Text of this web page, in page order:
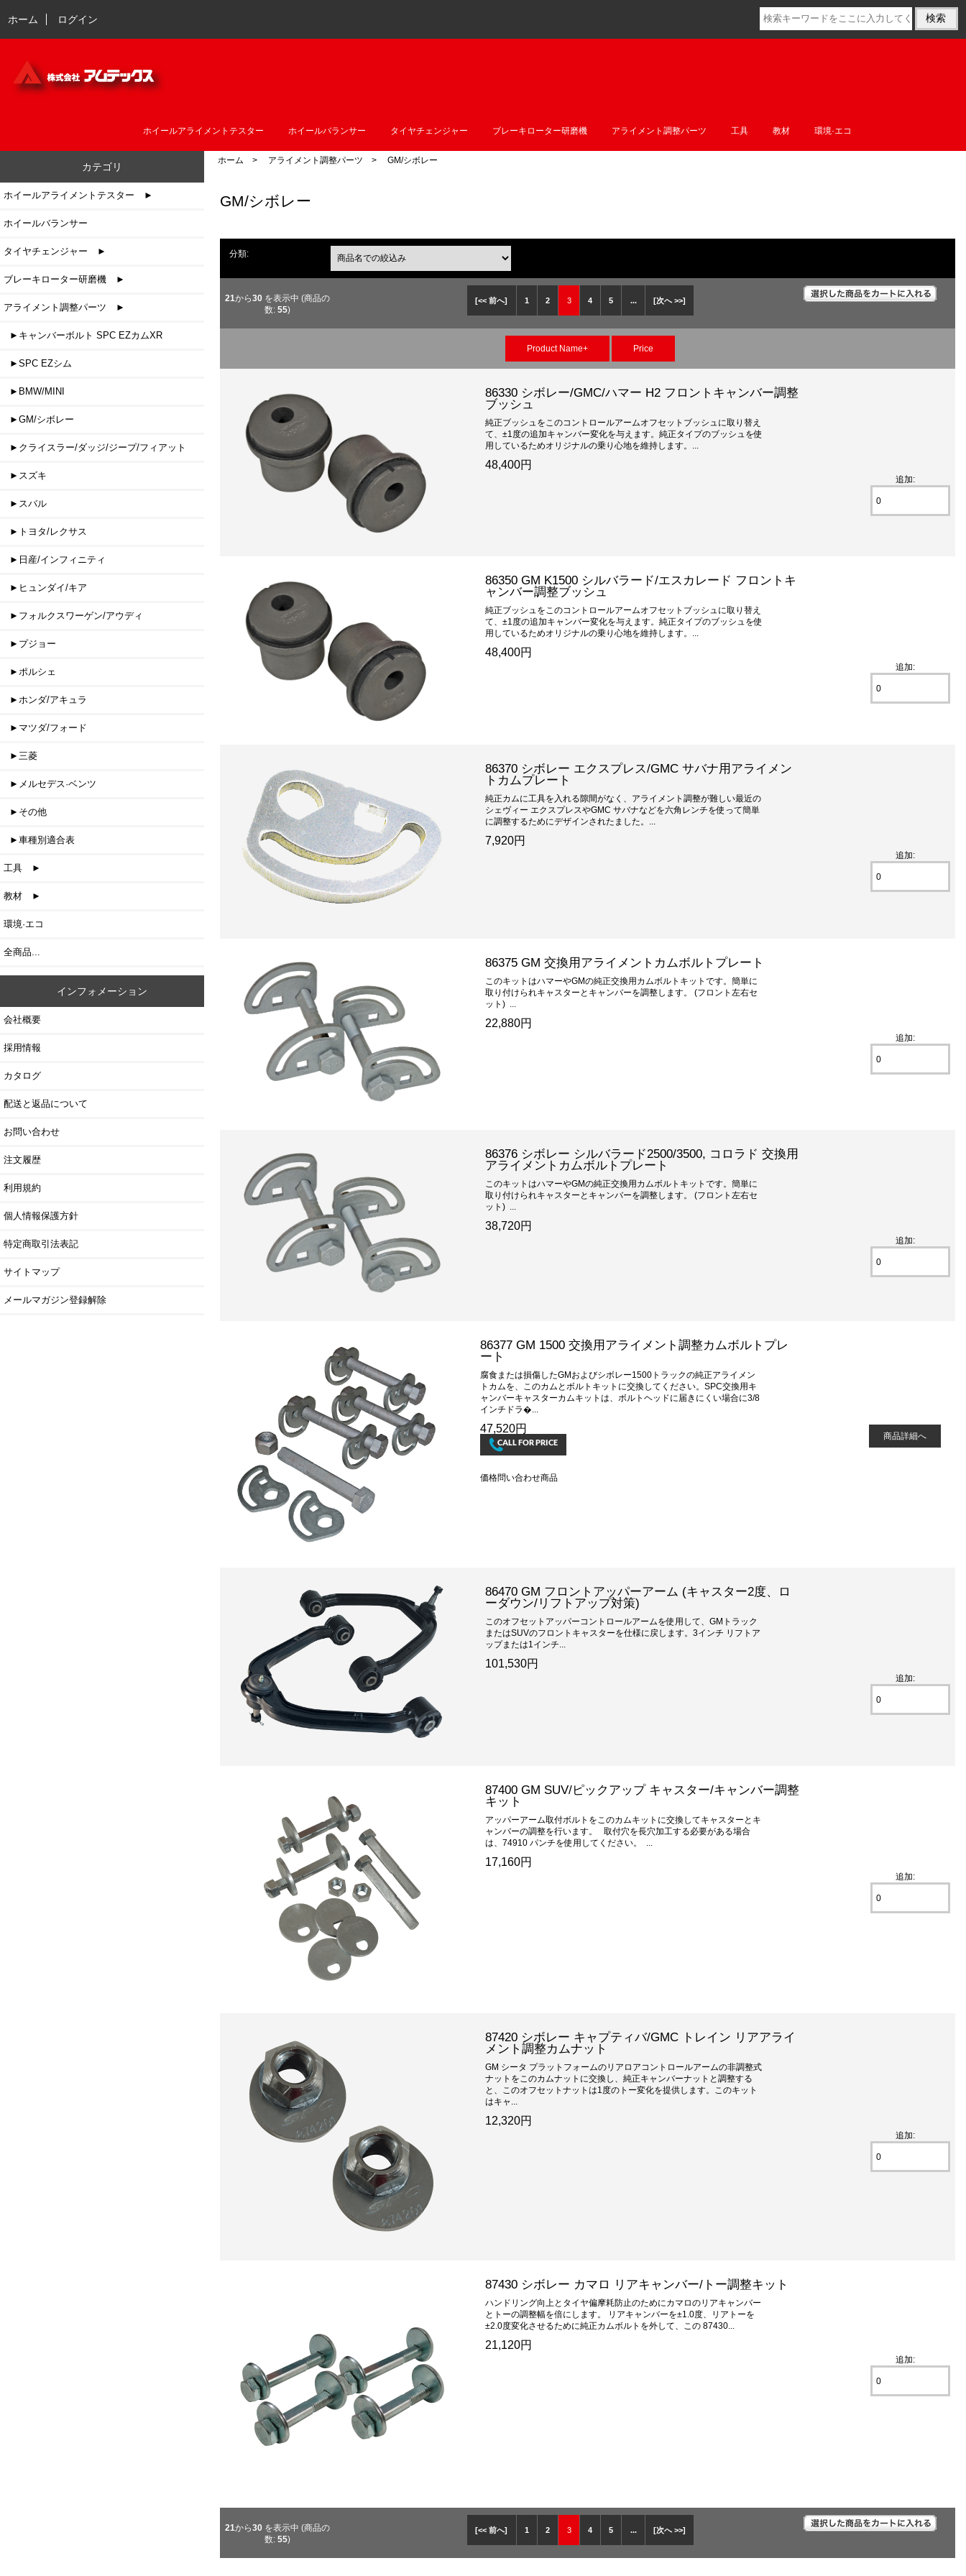
ホーム ログイン
ホイールアライメントテスター ホイールバランサー タイヤチェンジャー ブレーキローター研磨機 アライメント調整パーツ 工具 教材 環境·エコ
カテゴリ
ホイールアライメントテスター ►
ホイールバランサー
タイヤチェンジャー ►
ブレーキローター研磨機 ►
アライメント調整パーツ ►
►キャンバーボルト SPC EZカムXR
►SPC EZシム
►BMW/MINI
►GM/シボレー
►クライスラー/ダッジ/ジープ/フィアット
►スズキ
►スバル
►トヨタ/レクサス
►日産/インフィニティ
►ヒュンダイ/キア
►フォルクスワーゲン/アウディ
►プジョー
►ポルシェ
►ホンダ/アキュラ
►マツダ/フォード
►三菱
►メルセデス·ベンツ
►その他
►車種別適合表
工具 ►
教材 ►
環境·エコ
全商品...
インフォメーション
会社概要
採用情報
カタログ
配送と返品について
お問い合わせ
注文履歴
利用規約
個人情報保護方針
特定商取引法表記
サイトマップ
メールマガジン登録解除
ホーム > アライメント調整パーツ > GM/シボレー
GM/シボレー
分類:
[<< 前へ] 1 2 3 4 5 ... [次へ >>]
21から30を表示中 (商品の
数: 55)
Product Name+ Price
86330 シボレー/GMC/ハマー H2 フロントキャンバー調整
ブッシュ
純正ブッシュをこのコントロールアームオフセットブッシュに取り替え
て、±1度の追加キャンバー変化を与えます。純正タイプのブッシュを使
用しているためオリジナルの乗り心地を維持します。...
48,400円
追加:
86350 GM K1500 シルバラード/エスカレード フロントキ
ャンバー調整ブッシュ
純正ブッシュをこのコントロールアームオフセットブッシュに取り替え
て、±1度の追加キャンバー変化を与えます。純正タイプのブッシュを使
用しているためオリジナルの乗り心地を維持します。...
48,400円
追加:
86370 シボレー エクスプレス/GMC サバナ用アライメン
トカムプレート
純正カムに工具を入れる隙間がなく、アライメント調整が難しい最近の
シェヴィー エクスプレスやGMC サバナなどを六角レンチを使って簡単
に調整するためにデザインされたました。...
7,920円
追加:
86375 GM 交換用アライメントカムボルトプレート
このキットはハマーやGMの純正交換用カムボルトキットです。簡単に
取り付けられキャスターとキャンバーを調整します。 (フロント左右セ
ット) ...
22,880円
追加:
86376 シボレー シルバラード2500/3500, コロラド 交換用
アライメントカムボルトプレート
このキットはハマーやGMの純正交換用カムボルトキットです。簡単に
取り付けられキャスターとキャンバーを調整します。 (フロント左右セ
ット) ...
38,720円
追加:
86377 GM 1500 交換用アライメント調整カムボルトプレ
ート
腐食または損傷したGMおよびシボレー1500トラックの純正アライメン
トカムを、このカムとボルトキットに交換してください。SPC交換用キ
ャンバーキャスターカムキットは、ボルトヘッドに届きにくい場合に3/8
インチドラ�...
47,520円
商品詳細へ
価格問い合わせ商品
86470 GM フロントアッパーアーム (キャスター2度、ロ
ーダウン/リフトアップ対策)
このオフセットアッパーコントロールアームを使用して、GMトラック
またはSUVのフロントキャスターを仕様に戻します。3インチ リフトア
ップまたは1インチ...
101,530円
追加:
87400 GM SUV/ピックアップ キャスター/キャンバー調整
キット
アッパーアーム取付ボルトをこのカムキットに交換してキャスターとキ
ャンバーの調整を行います。 取付穴を長穴加工する必要がある場合
は、74910 パンチを使用してください。 ...
17,160円
追加:
87420 シボレー キャプティバ/GMC トレイン リアアライ
メント調整カムナット
GM シータ プラットフォームのリアロアコントロールアームの非調整式
ナットをこのカムナットに交換し、純正キャンバーナットと調整する
と、このオフセットナットは1度のトー変化を提供します。このキット
はキャ...
12,320円
追加:
87430 シボレー カマロ リアキャンバー/トー調整キット
ハンドリング向上とタイヤ偏摩耗防止のためにカマロのリアキャンバー
とトーの調整幅を倍にします。 リアキャンバーを±1.0度、リアトーを
±2.0度変化させるために純正カムボルトを外して、この 87430...
21,120円
追加:
[<< 前へ] 1 2 3 4 5 ... [次へ >>]
21から30を表示中 (商品の
数: 55)